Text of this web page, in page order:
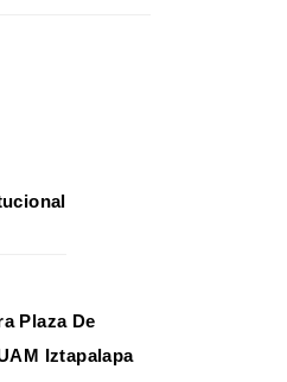
Plaza De
Iztapalapa